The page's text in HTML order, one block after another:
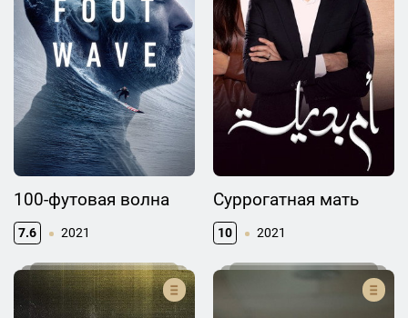
100-футовая волна
7.6 2021
Суррогатная мать
10 2021